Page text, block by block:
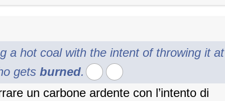
a hot coal with the intent of throwing it at
gets burned.
un carbone ardente con l’intento di